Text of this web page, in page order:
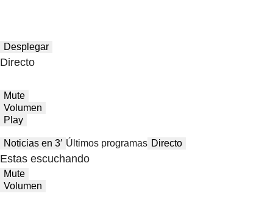
Desplegar
Directo
Mute
Volumen
Play
Noticias en 3′ Últimos programas Directo
Estas escuchando
Mute
Volumen